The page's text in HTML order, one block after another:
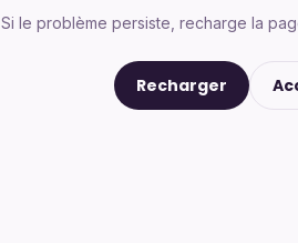
Si le problème persiste, recharge la
Recharger